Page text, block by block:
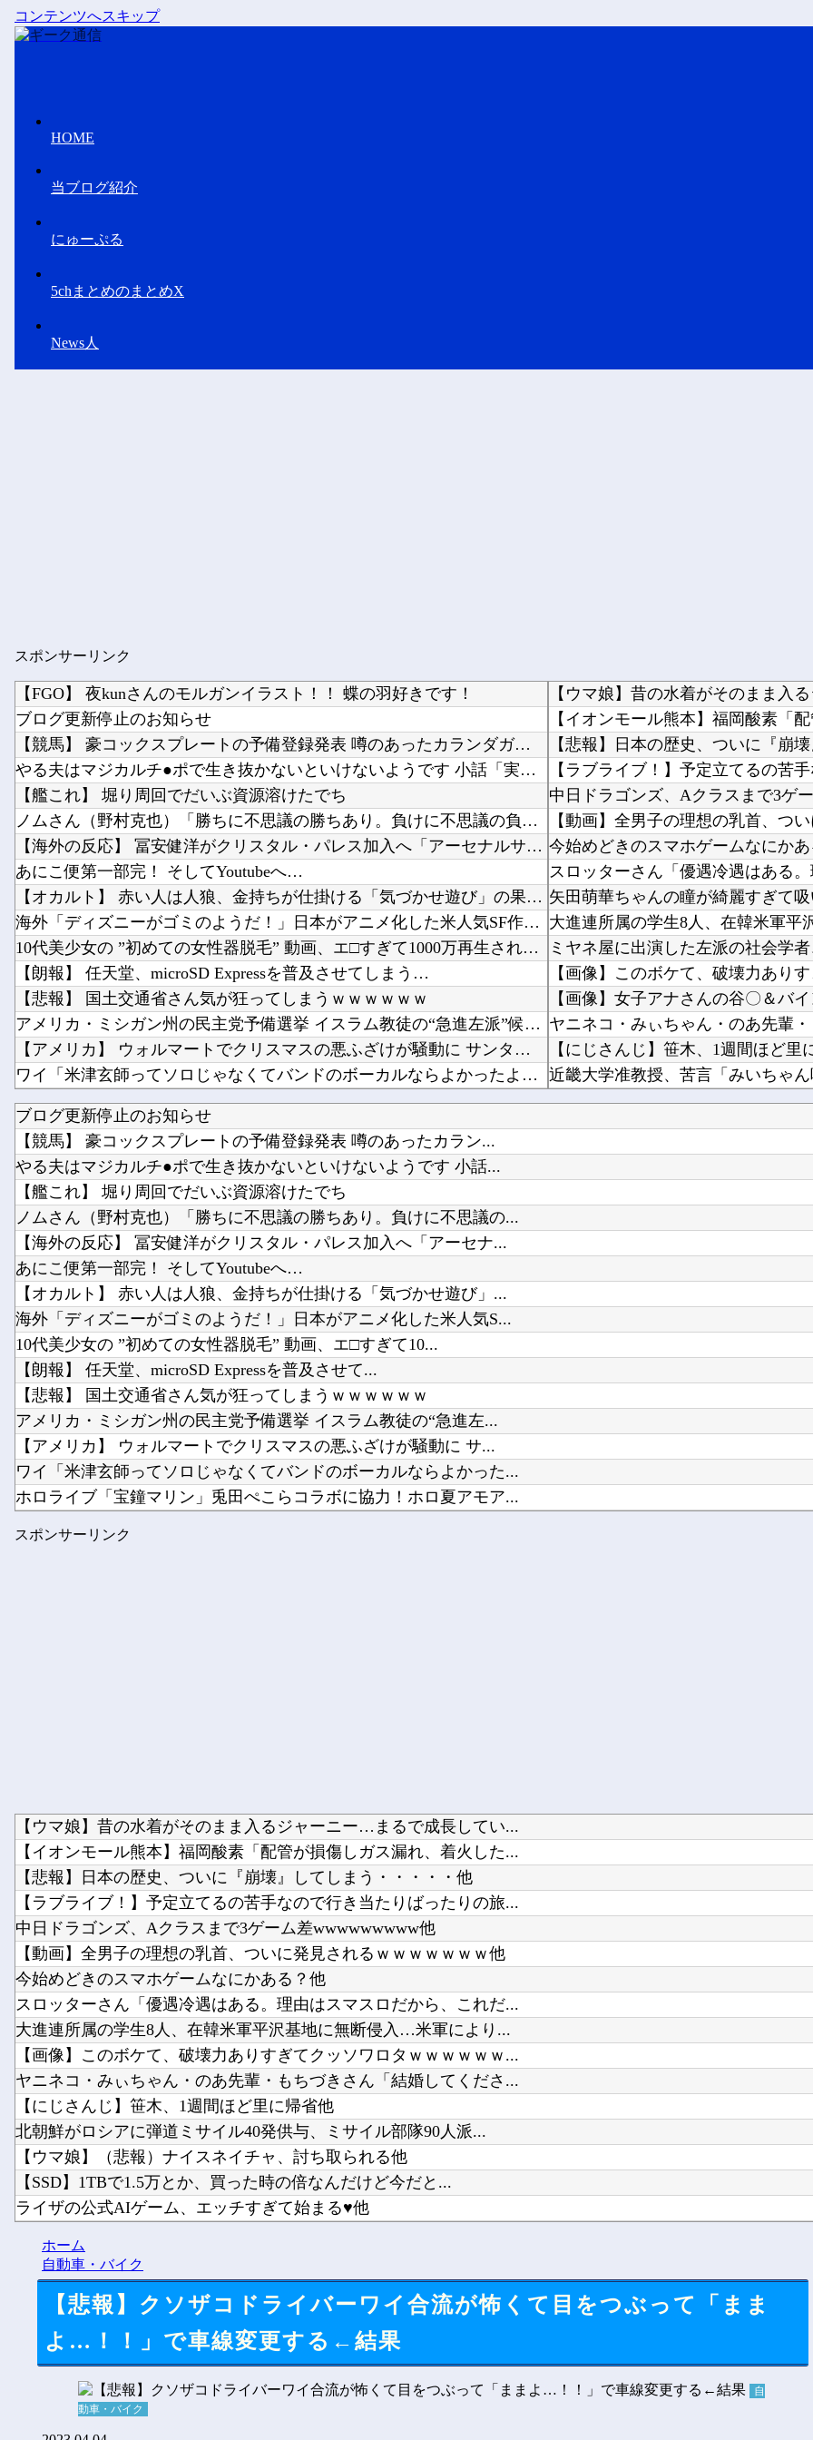
コンテンツへスキップ
HOME
当ブログ紹介
にゅーぷる
5chまとめのまとめX
News人
スポンサーリンク
【FGO】 夜kunさんのモルガンイラスト！！ 蝶の羽好きです！
ブログ更新停止のお知らせ
【競馬】 豪コックスプレートの予備登録発表 噂のあったカランダガンは登録無しでジャパンCで...
やる夫はマジカルチ●ポで生き抜かないといけないようです 小話「実際の感度」
【艦これ】 堀り周回でだいぶ資源溶けたでち
ノムさん（野村克也）「勝ちに不思議の勝ちあり。負けに不思議の負けなし。」←これ矛盾してね？
【海外の反応】 冨安健洋がクリスタル・パレス加入へ「アーセナルサポの好きなクラブで良かった...
あにこ便第一部完！ そしてYoutubeへ…
【オカルト】 赤い人は人狼、金持ちが仕掛ける「気づかせ遊び」の果てに待つものは…
海外「ディズニーがゴミのようだ！」日本がアニメ化した米人気SF作品に絶賛の声が殺到中
10代美少女の ”初めての女性器脱毛” 動画、エ□すぎて1000万再生される・・・
【朗報】 任天堂、microSD Expressを普及させてしまう…
【悲報】 国土交通省さん気が狂ってしまうｗｗｗｗｗｗ
アメリカ・ミシガン州の民主党予備選挙 イスラム教徒の“急進左派”候補が勝利確実に⋯トランプ...
【アメリカ】 ウォルマートでクリスマスの悪ふざけが騒動に サンタ姿のTikTokerに客が...
ワイ「米津玄師ってソロじゃなくてバンドのボーカルならよかったよね」
ホロライブ「宝鐘マリン」兎田ぺこらコラボに協力！ホロ夏アモアスにレイドして野うさぎ喜ぶ！1...
【画像】坂道女子のバスト一覧ｗｗｗｗｗｗｗｗｗｗｗｗwｗｗｗｗ
中西アルノちゃん、やっぱり期待を裏切らないｗ【乃木坂46】
Powered by livedoor 相互RSS
【悲報】日本の歴史、ついに『崩
中日ドラゴンズ、Aクラスまで3ゲ
【動画】全男子の理想の乳首、つ
今始めどきのスマホゲームなにか
矢田萌華ちゃんの瞳が綺麗すぎて
【画像】女子アナさんの谷〇＆バ
【にじさんじ】笹木、1週間ほど里
【ウマ娘】（悲報）ナイスネイチ
ライザの公式AIゲーム、エッチす
【ウマ娘】自分の胸を主張してト
Vチューバーに最近ある変化が起き
ブログ更新停止のお知らせ
【競馬】 豪コックスプレートの予備登録発表 噂のあったカラン...
やる夫はマジカルチ●ポで生き抜かないといけないようです 小話...
【艦これ】 堀り周回でだいぶ資源溶けたでち
ノムさん（野村克也）「勝ちに不思議の勝ちあり。負けに不思議の...
【海外の反応】 冨安健洋がクリスタル・パレス加入へ「アーセナ...
あにこ便第一部完！ そしてYoutubeへ…
【オカルト】 赤い人は人狼、金持ちが仕掛ける「気づかせ遊び」...
海外「ディズニーがゴミのようだ！」日本がアニメ化した米人気S...
10代美少女の ”初めての女性器脱毛” 動画、エ□すぎて10...
【朗報】 任天堂、microSD Expressを普及させて...
【悲報】 国土交通省さん気が狂ってしまうｗｗｗｗｗｗ
アメリカ・ミシガン州の民主党予備選挙 イスラム教徒の“急進左...
【アメリカ】 ウォルマートでクリスマスの悪ふざけが騒動に サ...
ワイ「米津玄師ってソロじゃなくてバンドのボーカルならよかった...
ホロライブ「宝鐘マリン」兎田ぺこらコラボに協力！ホロ夏アモア...
中西アルノちゃん、やっぱり期待を裏切らないｗ【乃木坂46】
スポンサーリンク
【ウマ娘】昔の水着がそのまま入るジャーニー…まるで成長してい...
【イオンモール熊本】福岡酸素「配管が損傷しガス漏れ、着火した...
【悲報】日本の歴史、ついに『崩壊』してしまう・・・・・他
【ラブライブ！】予定立てるの苦手なので行き当たりばったりの旅...
中日ドラゴンズ、Aクラスまで3ゲーム差wwwwwwwww他
【動画】全男子の理想の乳首、ついに発見されるｗｗｗｗｗｗｗ他
今始めどきのスマホゲームなにかある？他
スロッターさん「優遇冷遇はある。理由はスマスロだから、これだ...
大進連所属の学生8人、在韓米軍平沢基地に無断侵入…米軍により...
【画像】このボケて、破壊力ありすぎてクッソワロタｗｗｗｗｗｗ...
ヤニネコ・みぃちゃん・のあ先輩・もちづきさん「結婚してくださ...
【にじさんじ】笹木、1週間ほど里に帰省他
北朝鮮がロシアに弾道ミサイル40発供与、ミサイル部隊90人派...
【ウマ娘】（悲報）ナイスネイチャ、討ち取られる他
【SSD】1TBで1.5万とか、買った時の倍なんだけど今だと...
ライザの公式AIゲーム、エッチすぎて始まる♥他
【にじさんじ】8月7日(金)22:00から周央サンゴ、志摩ス...
ホーム
自動車・バイク
【悲報】クソザコドライバーワイ合流が怖くて目をつぶって「まま
よ…！！」で車線変更する←結果
自
動車・バイク